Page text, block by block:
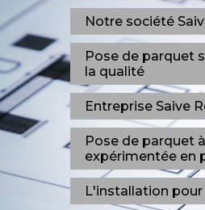
Notre société
Pose de parquet
la qualité
Entreprise Saive
Pose de parquet
expérimentée en
L'installation pour